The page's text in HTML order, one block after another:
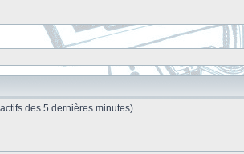
des 5 dernières minutes)